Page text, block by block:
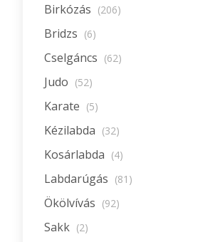
Birkózás (206)
Bridzs (6)
Cselgáncs (62)
Judo (52)
Karate (5)
Kézilabda (32)
Kosárlabda (4)
Labdarúgás (81)
Ökölvívás (92)
Sakk (2)